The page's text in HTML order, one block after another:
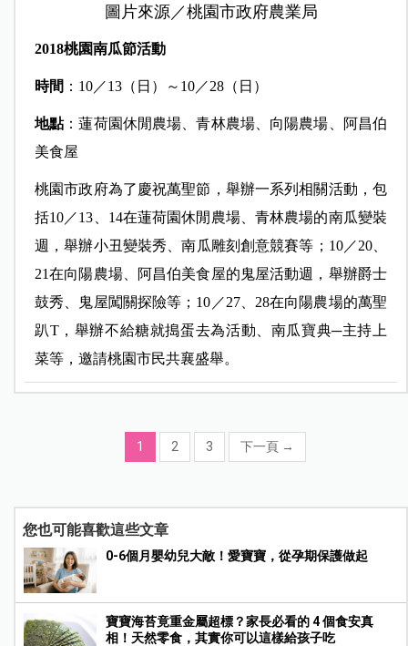
圖片來源／桃園市政府農業局
2018桃園南瓜節活動
時間 ：10／13（日）～10／28（日）
地點：蓮荷園休閒農場、青林農場、向陽農場、阿昌伯
美食屋
桃園市政府為了慶祝萬聖節，舉辦一系列相關活動，包
括10／13、14在蓮荷園休閒農場、青林農場的南瓜變裝
週，舉辦小丑變裝秀、南瓜雕刻創意競賽等；10／20、
21在向陽農場、阿昌伯美食屋的鬼屋活動週，舉辦爵士
鼓秀、鬼屋闖關探險等；10／27、28在向陽農場的萬聖
趴T，舉辦不給糖就搗蛋去為活動、南瓜寶典─主持上
菜等，邀請桃園市民共襄盛舉。
1 2 3 下一頁 →
您也可能喜歡這些文章
0-6個月嬰幼兒大敵！愛寶寶，從孕期保護做起
寶寶海苔竟重金屬超標？家長必看的 4 個食安真
相！天然零食，其實你可以這樣給孩子吃